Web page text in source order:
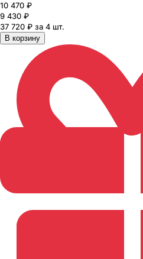
10 470 ₽
9 430 ₽
37 720 ₽ за 4 шт.
В корзину